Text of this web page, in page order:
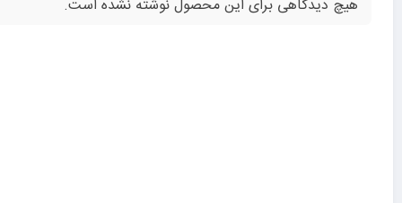
هیچ دیدگاهی برای این محصول نوشته نشده است.